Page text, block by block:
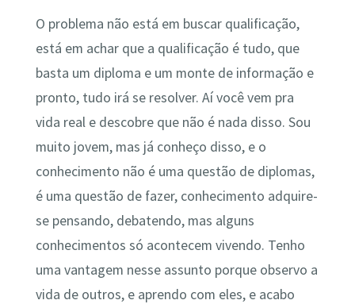
O problema não está em buscar qualificação,
está em achar que a qualificação é tudo, que
basta um diploma e um monte de informação e
pronto, tudo irá se resolver. Aí você vem pra
vida real e descobre que não é nada disso. Sou
muito jovem, mas já conheço disso, e o
conhecimento não é uma questão de diplomas,
é uma questão de fazer, conhecimento adquire-
se pensando, debatendo, mas alguns
conhecimentos só acontecem vivendo. Tenho
uma vantagem nesse assunto porque observo a
vida de outros, e aprendo com eles, e acabo